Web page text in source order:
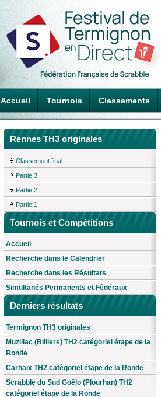
Accueil Tournois Classements
Rennes TH3 originales
Classement final
Partie 3
Partie 2
Partie 1
Tournois et Compétitions
Accueil
Recherche dans le Calendrier
Recherche dans les Résultats
Simultanés Permanents et Fédéraux
Derniers résultats
Termignon TH3 originales
Muzillac (Billiers) TH2 catégoriel étape de la
Ronde
Carhaix TH2 catégoriel étape de la Ronde
Scrabble du Sud Goëlo (Plourhan) TH2
catégoriel étape de la Ronde